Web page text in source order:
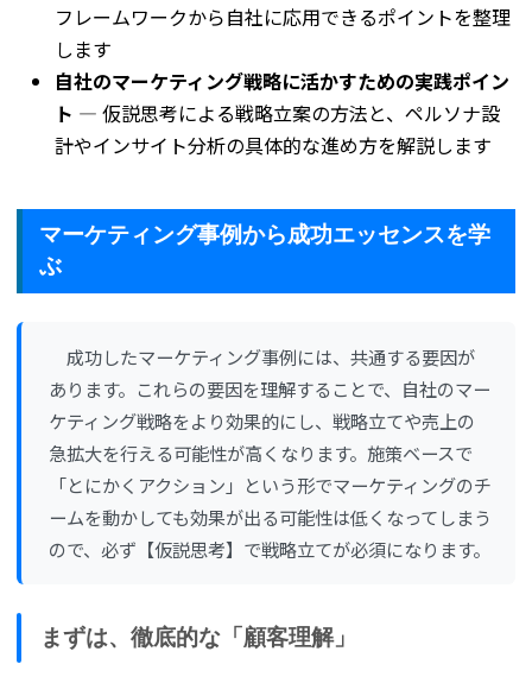
フレームワークから自社に応用できるポイントを整理
します
自社のマーケティング戦略に活かすための実践ポイン
ト — 仮説思考による戦略立案の方法と、ペルソナ設
計やインサイト分析の具体的な進め方を解説します
マーケティング事例から成功エッセンスを学
ぶ
成功したマーケティング事例には、共通する要因が
あります。これらの要因を理解することで、自社のマー
ケティング戦略をより効果的にし、戦略立てや売上の
急拡大を行える可能性が高くなります。施策ベースで
「とにかくアクション」という形でマーケティングのチ
ームを動かしても効果が出る可能性は低くなってしまう
ので、必ず【仮説思考】で戦略立てが必須になります。
まずは、徹底的な「顧客理解」